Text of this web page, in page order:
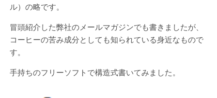
ル）の略です。
冒頭紹介した弊社のメールマガジンでも書きましたが、
コーヒーの苦み成分としても知られている身近なもので
す。
手持ちのフリーソフトで構造式書いてみました。